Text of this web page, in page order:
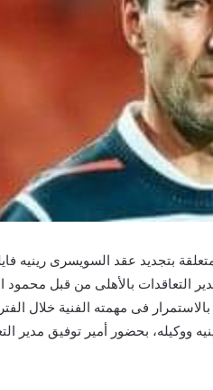
بتجديد عقد السويسرى رينيه
التعاقدات بالأهلى من قبل
فى مهمته الفنية خلال
ووكيله، بحضور أمير توفيق مدير